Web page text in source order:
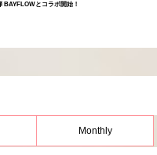
BAYFLOWとコラボ開始！
Monthly